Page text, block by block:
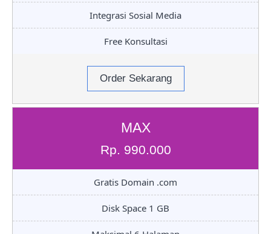
Integrasi Sosial Media
Free Konsultasi
Order Sekarang
MAX
Rp. 990.000
Gratis Domain .com
Disk Space 1 GB